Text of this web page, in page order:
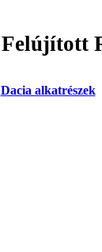
Felújított
Dacia alkatrészek